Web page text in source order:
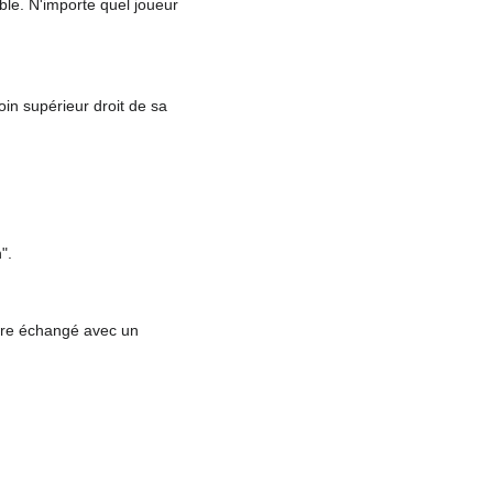
N'importe quel joueur
supérieur droit de sa
échangé avec un